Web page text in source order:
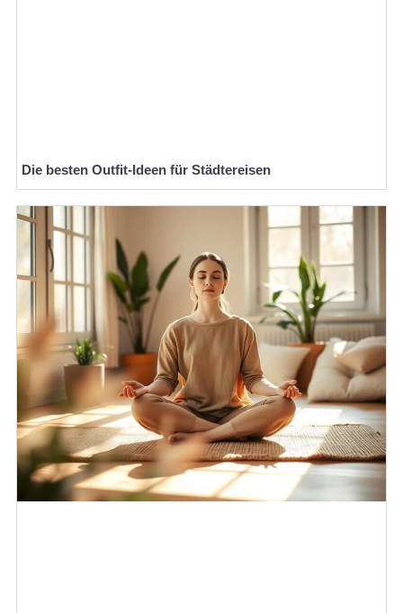
Die besten Outfit-Ideen für Städtereisen